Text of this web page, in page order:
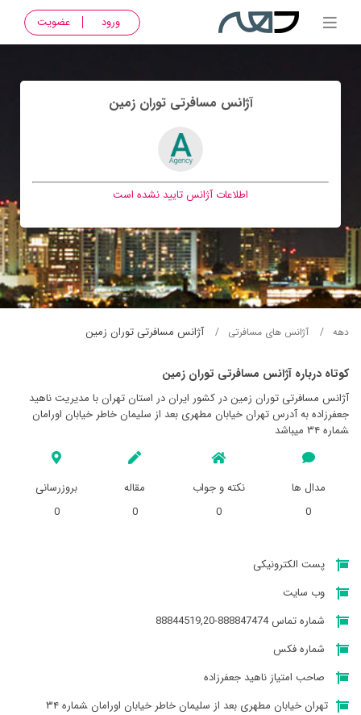
ورود عضویت
آژانس مسافرتی توران زمين
اطلاعات آژانس تایید نشده است
دهه آژانس های مسافرتی آژانس مسافرتی توران زمين
کوتاه درباره آژانس مسافرتی توران زمين
آژانس مسافرتی توران زمين در کشور ایران در استان تهران با مدیریت ناهید
جعفرزاده به آدرس تهران خیابان مطهری بعد از سلیمان خاطر خیابان اورامان
‍‍‍‍‍‍‍شماره ۳۴ میباشد
مدال ها
0
نکته و جواب
0
مقاله
0
بروزرسانی
0
پست الکترونیکی
وب سایت
شماره تماس 888847474-88844519,20
شماره فکس
صاحب امتیاز ناهید جعفرزاده
تهران خیابان مطهری بعد از سلیمان خاطر خیابان اورامان ‍‍‍‍‍‍‍شماره ۳۴